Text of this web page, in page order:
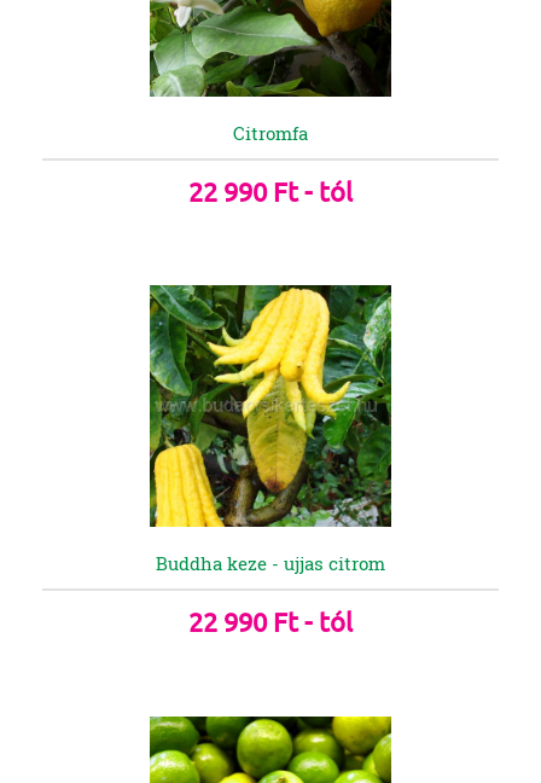
Citromfa
22 990 Ft - tól
Buddha keze - ujjas citrom
22 990 Ft - tól